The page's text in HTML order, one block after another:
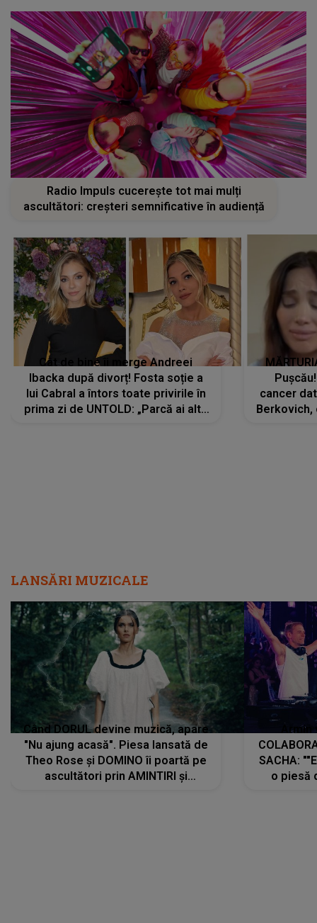
Radio Impuls cucerește tot mai mulți
ascultători: creșteri semnificative în audiență
Cât de bine îi merge Andreei
Ibacka după divorț! Fosta soție a
lui Cabral a întors toate privirile în
prima zi de UNTOLD: „Parcă ai altă
cancer
LANSĂRI MUZICALE
Când DORUL devine muzică, apare
"Nu ajung acasă". Piesa lansată de
Theo Rose și DOMINO îi poartă pe
ascultători prin AMINTIRI și
SACHA:
o piesă